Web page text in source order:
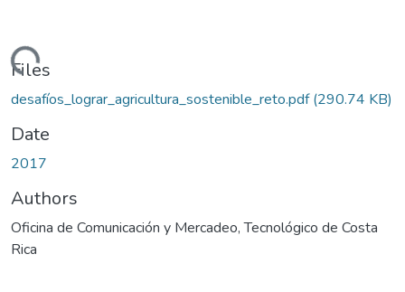
Files
desafíos_lograr_agricultura_sostenible_reto.pdf(290.74 KB)
Date
2017
Authors
Oficina de Comunicación y Mercadeo, Tecnológico de Costa
Rica